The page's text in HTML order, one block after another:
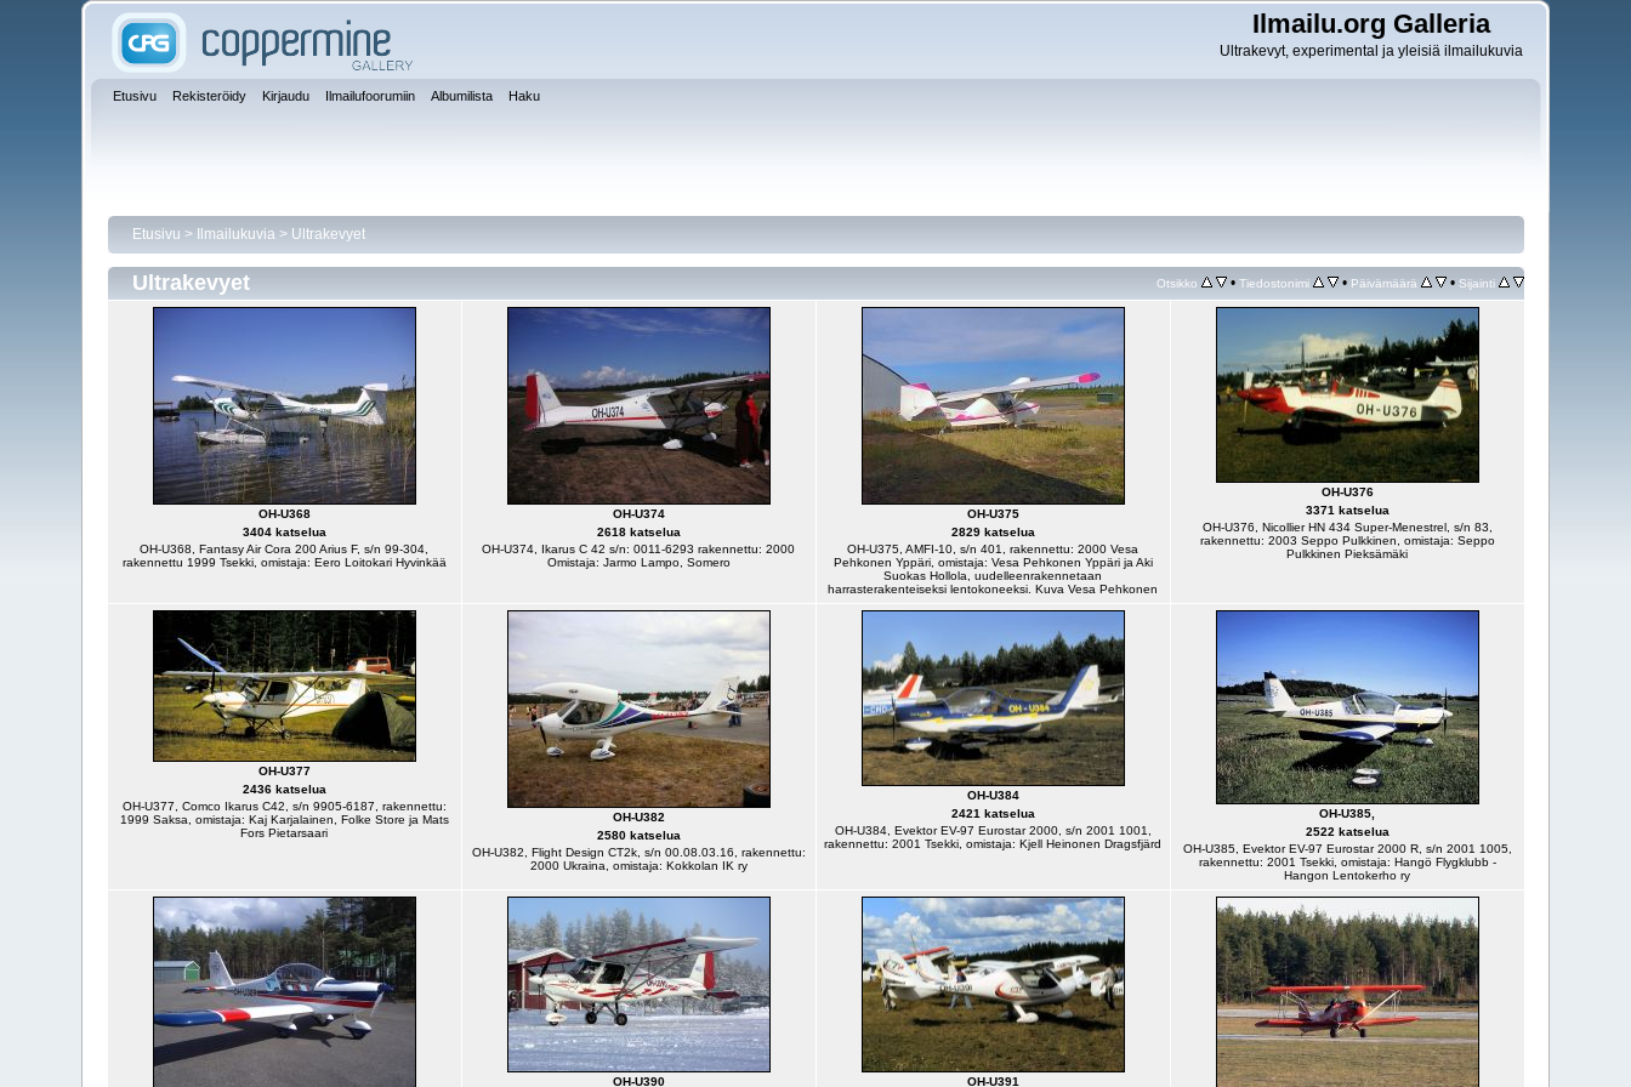
Ilmailu.org Galleria
Ultrakevyt, experimental ja yleisiä ilmailukuvia
Etusivu Rekisteröidy Kirjaudu Ilmailufoorumiin Albumilista Haku
Etusivu > Ilmailukuvia> Ultrakevyet
Ultrakevyet Otsikko • Tiedostonimi • Päivämäärä • Sijainti
OH-U368
3404 katselua
OH-U368, Fantasy Air Cora 200 Arius F, s/n 99-304,
rakennettu 1999 Tsekki, omistaja: Eero Loitokari Hyvinkää
OH-U374
2618 katselua
OH-U374, Ikarus C 42 s/n: 0011-6293 rakennettu: 2000
Omistaja: Jarmo Lampo, Somero
OH-U375
2829 katselua
OH-U375, AMFI-10, s/n 401, rakennettu: 2000 Vesa
Pehkonen Yppäri, omistaja: Vesa Pehkonen Yppäri ja Aki
Suokas Hollola, uudelleenrakennetaan
harrasterakenteiseksi lentokoneeksi. Kuva Vesa Pehkonen
OH-U376
3371 katselua
OH-U376, Nicollier HN 434 Super-Menestrel, s/n 83,
rakennettu: 2003 Seppo Pulkkinen, omistaja: Seppo
Pulkkinen Pieksämäki
OH-U377
2436 katselua
OH-U377, Comco Ikarus C42, s/n 9905-6187, rakennettu:
1999 Saksa, omistaja: Kaj Karjalainen, Folke Store ja Mats
Fors Pietarsaari
OH-U382
2580 katselua
OH-U382, Flight Design CT2k, s/n 00.08.03.16, rakennettu:
2000 Ukraina, omistaja: Kokkolan IK ry
OH-U384
2421 katselua
OH-U384, Evektor EV-97 Eurostar 2000, s/n 2001 1001,
rakennettu: 2001 Tsekki, omistaja: Kjell Heinonen Dragsfjärd
OH-U385,
2522 katselua
OH-U385, Evektor EV-97 Eurostar 2000 R, s/n 2001 1005,
rakennettu: 2001 Tsekki, omistaja: Hangö Flygklubb -
Hangon Lentokerho ry
OH-U390 OH-U391